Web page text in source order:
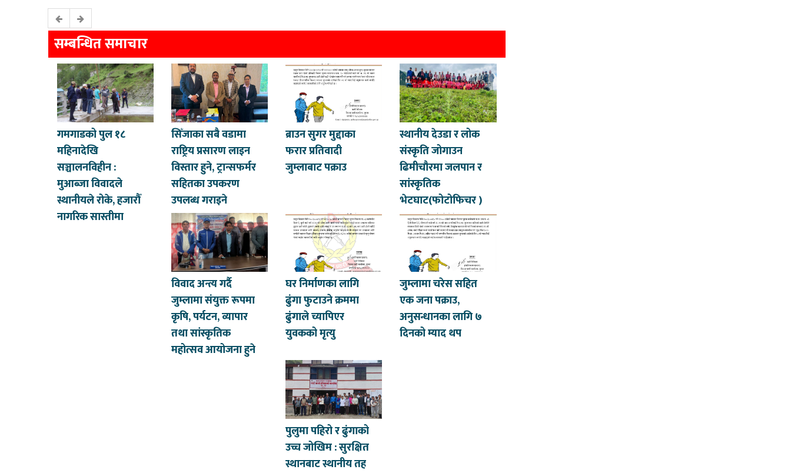
सम्बन्धित समाचार
गमगाडको पुल १८
महिनादेखि
सञ्चालनविहीन :
मुआब्जा विवादले
स्थानीयले रोके, हजारौँ
नागरिक सास्तीमा
सिँजाका सबै वडामा
राष्ट्रिय प्रसारण लाइन
विस्तार हुने, ट्रान्सफर्मर
सहितका उपकरण
उपलब्ध गराइने
ब्राउन सुगर मुद्दाका
फरार प्रतिवादी
जुम्लाबाट पक्राउ
स्थानीय देउडा र लोक
संस्कृति जोगाउन
ढिमीचौरमा जलपान र
सांस्कृतिक
भेटघाट(फोटोफिचर )
विवाद अन्त्य गर्दै
जुम्लामा संयुक्त रूपमा
कृषि, पर्यटन, व्यापार
तथा सांस्कृतिक
महोत्सव आयोजना हुने
घर निर्माणका लागि
ढुंगा फुटाउने क्रममा
ढुंगाले च्यापिएर
युवकको मृत्यु
जुम्लामा चरेस सहित
एक जना पक्राउ,
अनुसन्धानका लागि ७
दिनको म्याद थप
पुलुमा पहिरो र ढुंगाको
उच्च जोखिम : सुरक्षित
स्थानबाट स्थानीय तह